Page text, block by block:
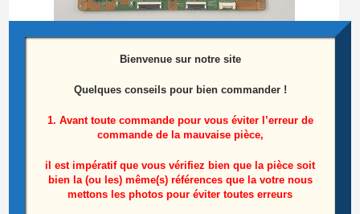
Carte T-CON Télé Samsung UE55HU8200L
15,00€
Bienvenue sur notre site
Quelques conseils pour bien commander !
1. Avant toute commande pour vous éviter l’erreur de
commande de la mauvaise pièce,
il est impératif que vous vérifiez bien que la pièce soit
bien la (ou les) même(s) références que la votre nous
mettons les photos pour éviter toutes erreurs